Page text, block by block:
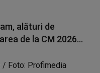
alături de
de la CM 2026...